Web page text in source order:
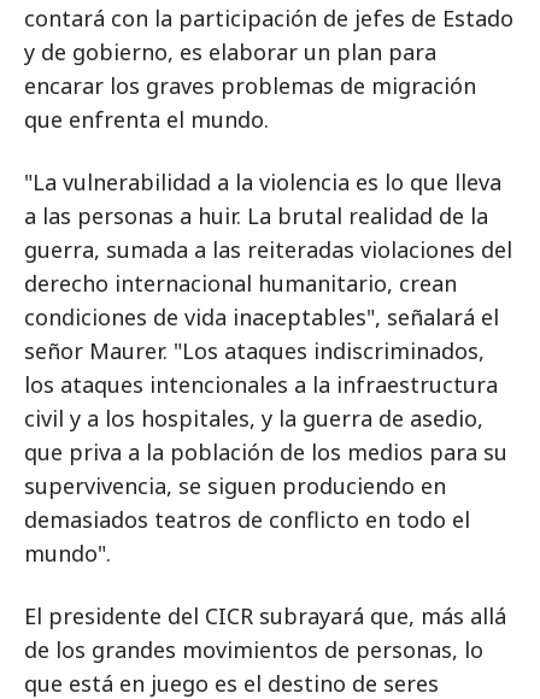
contará con la participación de jefes de Estado
y de gobierno, es elaborar un plan para
encarar los graves problemas de migración
que enfrenta el mundo.
"La vulnerabilidad a la violencia es lo que lleva
a las personas a huir. La brutal realidad de la
guerra, sumada a las reiteradas violaciones del
derecho internacional humanitario, crean
condiciones de vida inaceptables", señalará el
señor Maurer. "Los ataques indiscriminados,
los ataques intencionales a la infraestructura
civil y a los hospitales, y la guerra de asedio,
que priva a la población de los medios para su
supervivencia, se siguen produciendo en
demasiados teatros de conflicto en todo el
mundo".
El presidente del CICR subrayará que, más allá
de los grandes movimientos de personas, lo
que está en juego es el destino de seres